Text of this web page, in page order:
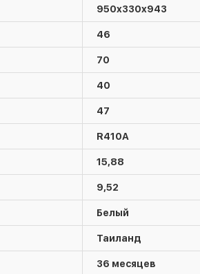
950х330х943
46
70
40
47
R410А
15,88
9,52
Белый
Таиланд
36 месяцев